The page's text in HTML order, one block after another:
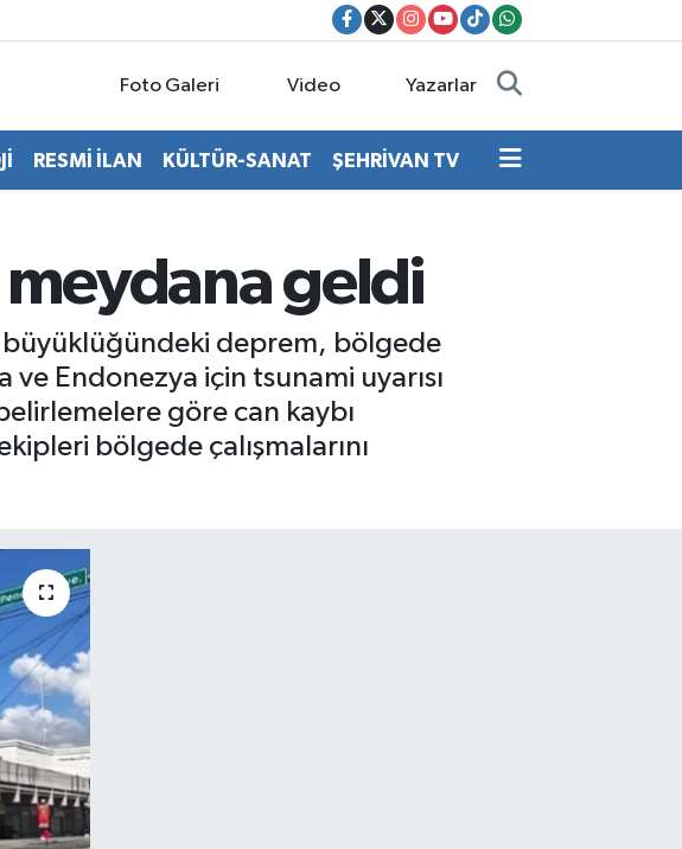
Foto Galeri Video Yazarlar
RESMİ İLAN KÜLTÜR-SANAT ŞEHRİVAN TV
geldi
büyüklüğündeki deprem, bölgede
Endonezya için tsunami uyarısı
göre can kaybı
bölgede çalışmalarını